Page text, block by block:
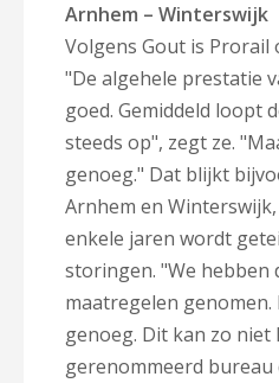
Arnhem – Winterswijk
Volgens Gout is Prorail
"De algehele prestatie
goed. Gemiddeld loopt
steeds op", zegt ze.
genoeg." Dat blijkt
Arnhem en
enkele jaren wordt
storingen. "We hebben
maatregelen
genoeg. Dit kan zo niet
gerenommeerd bureau